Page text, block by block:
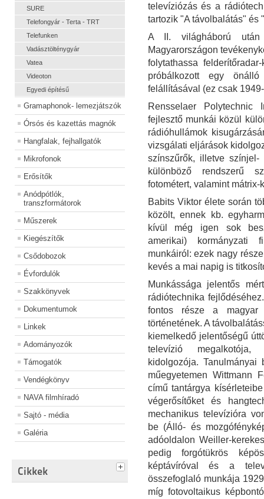
SURE
Telefongyár - Terta - TRT
Telefunken
Vadásztölténygyár
Vatea
Videoton
Egyedi építésű
Gramaphonok- lemezjátszók
Órsós és kazettás magnók
Hangfalak, fejhallgatók
Mikrofonok
Erősítők
Anódpótlók,
transzformátorok
Műszerek
Kiegészítők
Csődobozok
Évfordulók
Szakkönyvek
Dokumentumok
Linkek
Adományozók
Támogatók
Vendégkönyv
NAVA filmhíradó
Sajtó - média
Galéria
Cikkek
televíziózás és a
tartozik "A távolbalátás" és
A II. világháború
Magyarországon
folytathassa
próbálkozott egy önálló
felállításával (ez csak
Rensselaer Polytechnic
fejlesztő munkái közül
rádióhullámok
vizsgálati eljárások
színszűrők, illetve színjel-
különböző rendszerű
fotométert, valamint
Babits Viktor élete során
közölt, ennek kb.
kívül még igen sok
amerikai) kormányzati
munkáiról: ezek nagy
kevés a mai napig is
Munkássága jelentős
rádiótechnika
fontos része a magyar
történetének. A
kiemelkedő jelentőségű
televízió megalkotója,
kidolgozója.
műegyetemen Wittmann
című tantárgya
végerősítőket és
mechanikus televízióra
be (Álló- és
adóoldalon Weiller-
pedig forgótükrös
képtávíróval és a
összefoglaló munkája
míg fotovoltaikus